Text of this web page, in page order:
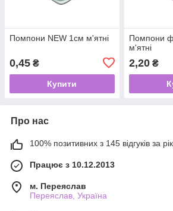
Помпони NEW 1см м'ятні
0,45 ₴
Купити
Помпони
м'ятні
2,20₴
Про нас
100% позитивних з 145 відгуків за рік
Працює з 10.12.2013
м. Переяслав
Переяслав, Україна